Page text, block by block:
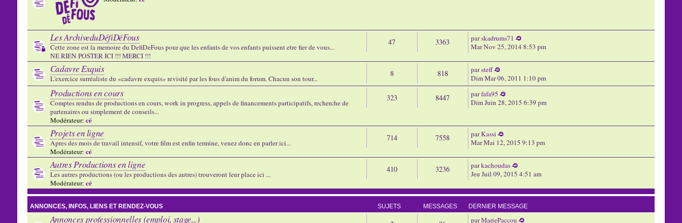
Les ArchiveduDéfiDéFous
Cette zone est la memoire du DefiDeFous pour que les enfants de vos enfants puissent etre fier de vous...
NE RIEN POSTER ICI !!! MERCI !!!
47 3363 parskadrums71
Mar Nov 25, 2014 8:53 pm
Cadavre Exquis
L'exercice surréaliste du «cadavre exquis» revisité par les fous d'anim du forum. Chacun son tour...
8 818 parsteff
Dim Mar 06, 2011 1:10 pm
Productions en cours
Comptes rendus de productions en cours, work in progress, appels de financements participatifs, recherche de
partenaires ou simplement de conseils...
Modérateur: cé
323 8447 parfafa95
Dim Juin 28, 2015 6:39 pm
Projets en ligne
Apres des mois de travail intensif, votre film est enfin termine, venez donc en parler ici...
Modérateur: cé
714 7558 parKassi
Mar Mai 12, 2015 9:13 pm
Autres Productions en ligne
Les autres productions (ou les productions des autres) trouveront leur place ici ...
Modérateur: cé
410 3236 parkachoudas
Jeu Juil 09, 2015 4:51 am
ANNONCES, INFOS, LIENS ET RENDEZ-VOUS SUJETS MESSAGES DERNIER MESSAGE
Annonces professionnelles (emploi, stage...) parMariePaccou